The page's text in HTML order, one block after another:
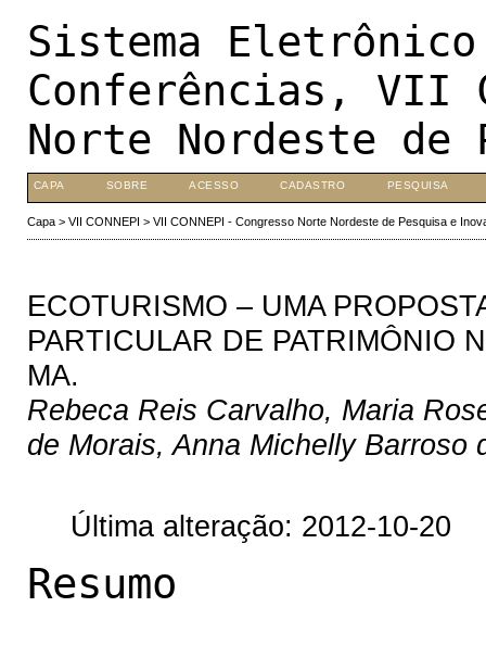
Sistema
Conferências, VII
Norte Nordeste de
CAPA SOBRE ACESSO CADASTRO PESQUISA
Capa> VII CONNEPI > VII CONNEPI - Congresso Norte Nordeste de Pesquisa e
ECOTURISMO – UMA
PARTICULAR DE PATRIMÔNIO
MA.
Rebeca Reis Carvalho, Maria
de Morais, Anna Michelly Barroso
Última alteração: 2012-10-20
Resumo